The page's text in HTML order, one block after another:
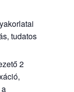
tudatos
2